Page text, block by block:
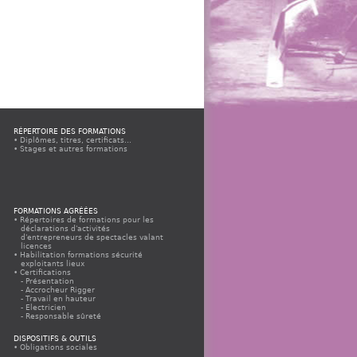
RÉPERTOIRE DES FORMATIONS
Diplômes, titres, certificats...
Stages et autres formations
FORMATIONS AGRÉÉES
Répertoires de formations pour les
déclarations d'activités
d'entrepreneurs de spectacles valant
licences
Habilitation formations sécurité
exploitants lieux
Certifications
Présentation
Accrocheur Rigger
Travail en hauteur
Electricien
Responsable sûreté
Espace organismes agréés CQP
Electricien
DISPOSITIFS & OUTILS
Obligations sociales